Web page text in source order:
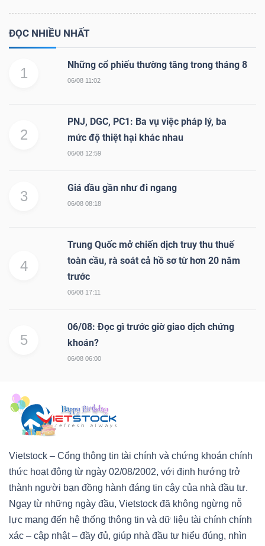
ĐỌC NHIỀU NHẤT
1
Những cổ phiếu thường tăng trong tháng 8
06/08 11:02
2
PNJ, DGC, PC1: Ba vụ việc pháp lý, ba
mức độ thiệt hại khác nhau
06/08 12:59
3
Giá dầu gần như đi ngang
06/08 08:18
4
Trung Quốc mở chiến dịch truy thu thuế
toàn cầu, rà soát cả hồ sơ từ hơn 20 năm
trước
06/08 17:11
5
06/08: Đọc gì trước giờ giao dịch chứng
khoán?
06/08 06:00
Vietstock – Cổng thông tin tài chính và chứng khoán chính
thức hoạt động từ ngày 02/08/2002, với định hướng trở
thành người bạn đồng hành đáng tin cậy của nhà đầu tư.
Ngay từ những ngày đầu, Vietstock đã không ngừng nỗ
lực mang đến hệ thống thông tin và dữ liệu tài chính chính
xác – cập nhật – đầy đủ, giúp nhà đầu tư hiểu đúng, nhìn